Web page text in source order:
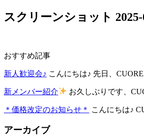
スクリーンショット 2025-
おすすめ記事
新人歓迎会♪ こんにちは♪ 先日、
新メンバー紹介 お久しぶりです、
＊価格改定のお知らせ＊ こんにちは♪
アーカイブ